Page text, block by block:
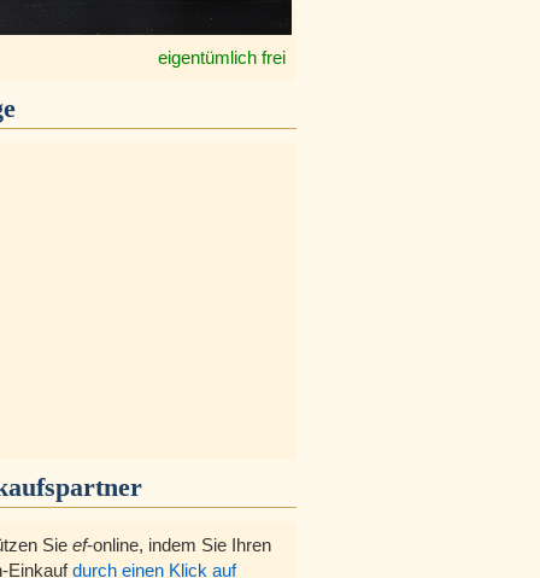
eigentümlich frei
Sie ef-online, indem Sie Ihren
Einkaufdurch einen Klick auf